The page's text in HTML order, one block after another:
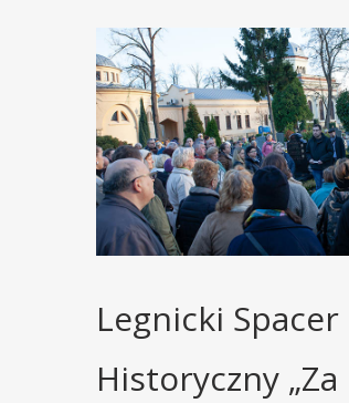
Legnicki Spacer
Historyczny